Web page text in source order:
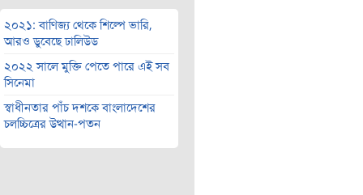
২০২১: বাণিজ্য থেকে শিল্পে ভারি,
আরও ডুবেছে ঢালিউড
২০২২ সালে মুক্তি পেতে পারে এই সব
সিনেমা
স্বাধীনতার পাঁচ দশকে বাংলাদেশের
চলচ্চিত্রের উত্থান-পতন